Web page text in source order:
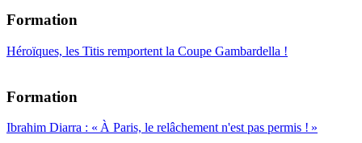
Formation
Héroïques, les Titis remportent la Coupe Gambardella !
Formation
Ibrahim Diarra : « À Paris, le relâchement n'est pas permis ! »